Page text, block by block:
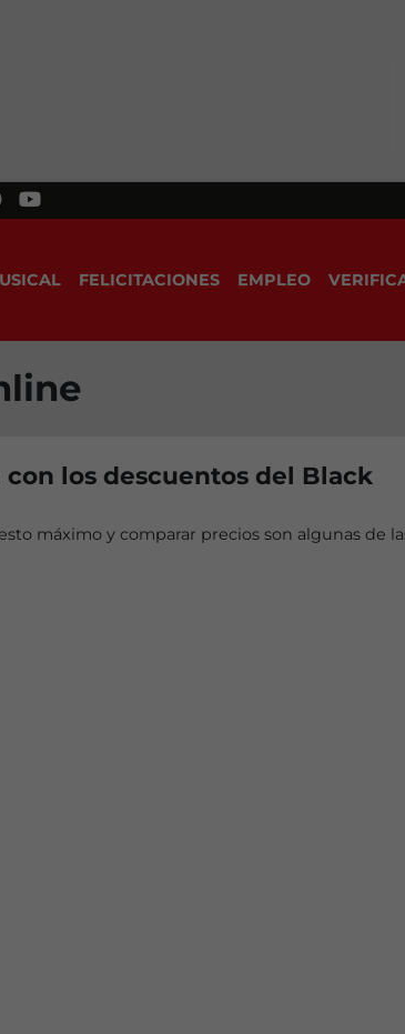
FELICITACIONES EMPLEO
los descuentos del Black
máximo y comparar precios son algunas de